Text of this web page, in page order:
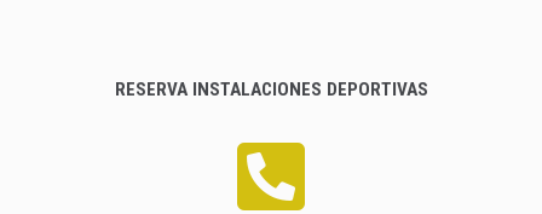
RESERVA INSTALACIONES DEPORTIVAS